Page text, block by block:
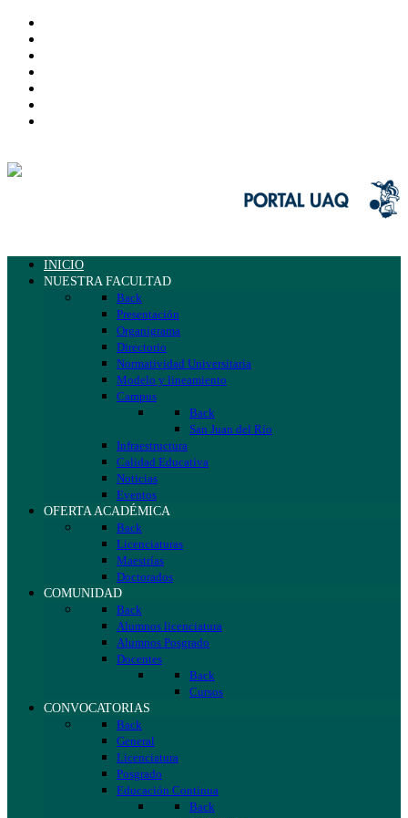
INICIO
NUESTRA FACULTAD
Back
Presentación
Organigrama
Directorio
Normatividad Universitaria
Modelo y lineamiento
Campus
Back
San Juan del Río
Infraestructura
Calidad Educativa
Noticias
Eventos
OFERTA ACADÉMICA
Back
Licenciaturas
Maestrías
Doctorados
COMUNIDAD
Back
Alumnos licenciatura
Alumnos Posgrado
Docentes
Back
Cursos
CONVOCATORIAS
Back
General
Licenciatura
Posgrado
Educación Continua
Back